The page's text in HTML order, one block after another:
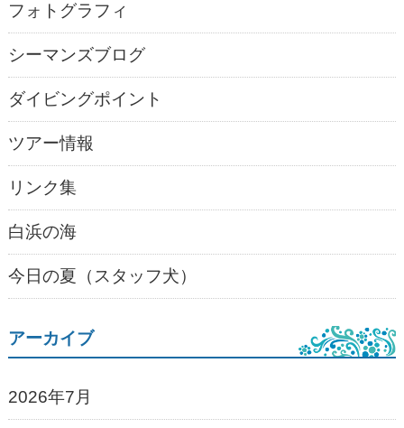
フォトグラフィ
シーマンズブログ
ダイビングポイント
ツアー情報
リンク集
白浜の海
今日の夏（スタッフ犬）
アーカイブ
2026年7月